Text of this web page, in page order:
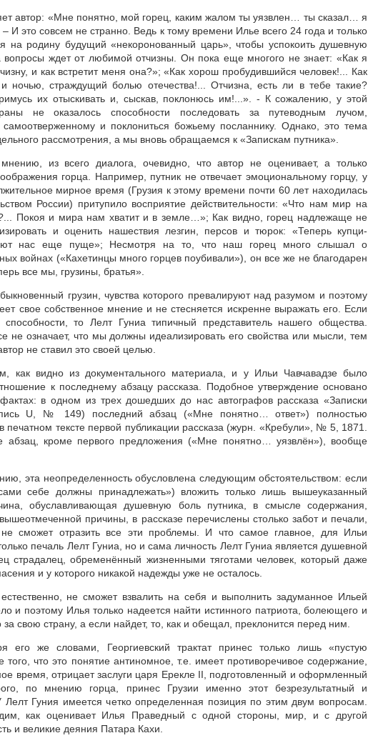
автор: «Мне понятно, мой горец, каким жалом ты уязвлен… ты сказал… я
это совсем не странно. Ведь к тому времени Илье всего 24 года и только
на родину будущий «некоронованный царь», чтобы успокоить душевную
вопросы ждет от любимой отчизны. Он пока еще многого не знает: «Как я
и как встретит меня она?»; «Как хорош пробудившийся человек!... Как
ночью, страждущий болью отечества!... Отчизна, есть ли в тебе такие?
их отыскивать и, сыскав, поклонюсь им!...». - К сожалению, у этой
не оказалось способности последовать за путеводным лучом,
и поклониться божьему посланнику. Однако, это тема
рассмотрения, а мы вновь обращаемся к «Запискам путника».
из всего диалога, очевидно, что автор не оценивает, а только
горца. Например, путник не отвечает эмоциональному горцу, у
мирное время (Грузия к этому времени почти 60 лет находилась
России) притупило восприятие действительности: «Что нам мир на
Покоя и мира нам хватит и в земле…»; Как видно, горец надлежаще не
и оценить нашествия лезгин, персов и тюрок: «Теперь купци-
нас еще пуще»; Несмотря на то, что наш горец много слышал о
войнах («Кахетинцы много горцев поубивали»), он все же не благодарен
все мы, грузины, братья».
грузин, чувства которого превалируют над разумом и поэтому
свое собственное мнение и не стесняется искренне выражать его. Если
то Лелт Гуниа типичный представитель нашего общества.
не означает, что мы должны идеализировать его свойства или мысли, тем
не ставил это своей целью.
как видно из документального материала, и у Ильи Чавчавадзе было
к последнему абзацу рассказа. Подобное утверждение основано
в одном из трех дошедших до нас автографов рассказа «Записки
U, № 149) последний абзац («Мне понятно… ответ») полностью
печатном тексте первой публикации рассказа (журн. «Кребули», № 5, 1871.
абзац, кроме первого предложения («Мне понятно… уязвлён»), вообще
эта неопределенность обусловлена следующим обстоятельством: если
себе должны принадлежать») вложить только лишь вышеуказанный
обуславливающая душевную боль путника, в смысле содержания,
причины, в рассказе перечислены столько забот и печали,
сможет отразить все эти проблемы. И что самое главное, для Ильи
печаль Лелт Гуниа, но и сама личность Лелт Гуниа является душевной
страдалец, обременённый жизненными тяготами человек, который даже
и у которого никакой надежды уже не осталось.
не сможет взвалить на себя и выполнить задуманное Ильей
и поэтому Илья только надеется найти истинного патриота, болеющего и
свою страну, а если найдет, то, как и обещал, преклонится перед ним.
его же словами, Георгиевский трактат принес только лишь «пустую
того, что это понятие антиномное, т.е. имеет противоречивое содержание,
время, отрицает заслуги царя Ерекле II, подготовленный и оформленный
по мнению горца, принес Грузии именно этот безрезультатный и
Гуния имеется четко определенная позиция по этим двум вопросам.
как оценивает Илья Праведный с одной стороны, мир, и с другой
и великие деяния Патара Кахи.